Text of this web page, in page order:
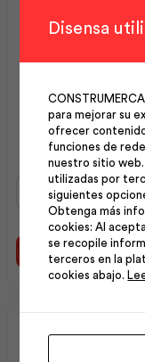
Estribo 08 mm
G5 | Adelca
Estribo
G5
Añadir al carrito
Disensa
para mejorar su
ofrecer
funciones de
nuestro sitio
utilizadas por
siguientes
Obtenga más
cookies: Al
se recopile
terceros en la
cookies abajo.